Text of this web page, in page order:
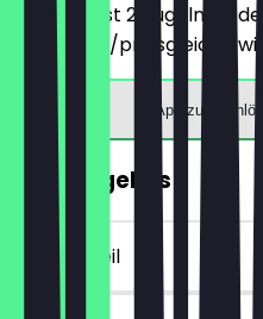
Du bestellst 2 Kugeln Eis
günstigere/preisgleiche
App zum
2für1 Kugel Eis
~€ 3 Vorteil